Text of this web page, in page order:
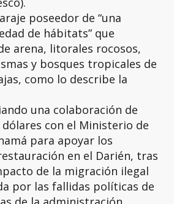
poseedor de “una
de hábitats” que
arena, litorales rocosos,
y bosques tropicales de
como lo describe la
una colaboración de
con el Ministerio de
para apoyar los
en el Darién, tras
de la migración ilegal
por las fallidas políticas de